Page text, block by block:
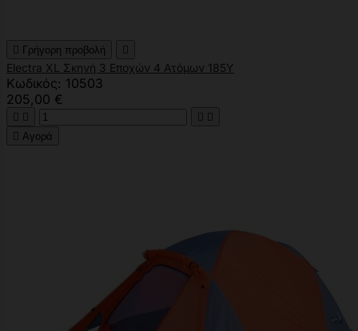
 Γρήγορη προβολή 
Electra XL Σκηνή 3 Εποχών 4 Ατόμων 185Υ
Κωδικός: 10503
205,00 €
   
 Αγορά